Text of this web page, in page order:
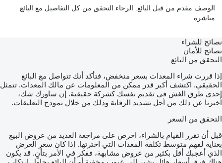
الوصف مقدم من قبل البائع. الرجاء التحقق من كل التفاصيل مع البائع
مباشرة.
نصائح للشراء
نصائح للأمان
التحقق من البائع
إذا قررت شراء المعدات بسعر منخفض، فتأكد أنك تتواصل مع البائع
الحقيقي. اكتشف أكبر قدر ممكن من المعلومات عن مالك المعدات. تتمثل
إحدى طرق الغش في تقديم نفسك كشركة حقيقية. إن ساورك شك،
أخبرنا عن ذلك من أجل تشديد الرقابة وذلك من خلال نموذج التعليقات.
التحقق من السعر
قبل أن تقرر القيام بالشراء، احرص على مراجعة العديد من عروض البيع
بعناية لفهم متوسط تكلفة المعدات التي اخترتها. إذا كان سعر العرض
الذي أعجبك أقل بكثير من عروض مشابهة، ففكر في الأمر بتأنٍ. قد يكون